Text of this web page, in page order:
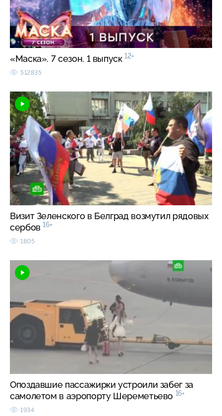
«Маска». 7 сезон. 1 выпуск 12+
512835
Визит Зеленского в Белград возмутил рядовых
сербов 16+
1805
Опоздавшие пассажирки устроили забег за
самолетом в аэропорту Шереметьево 16+
1934